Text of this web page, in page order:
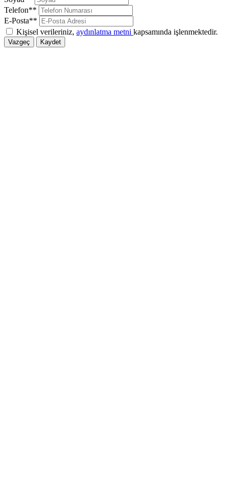
Telefon**
E-Posta**
Kişisel verileriniz, aydınlatma metni kapsamında işlenmektedir.
Vazgeç Kaydet